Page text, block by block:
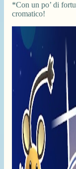
*Con un po’ di
cromatico!